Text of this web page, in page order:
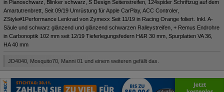
in Pianoschwarz, Blinker schwarz, S Design Seitenstreifen, 124spider Schriftzug auf dem
Amartutrenbrett, Seit 09/19 Umrüstung für Apple CarPlay, ACC Controler,
ZStyle#1Performance Lenkrad von Zymexx Seit 11/19 in Racing Orange foliert. Inkl. A-
Säule und schwarz glänzend und glänzend schwarzen Ralleystreifen, + Remus Endrohre
in Carbonoptik 102 mm seit 12/19 Tieferlegungsfedern H&R 30 mm, Spurplatten VA 36,
HA 40 mm
JD4040, Mosquito70, Manni 01 und einem weiteren gefällt das.